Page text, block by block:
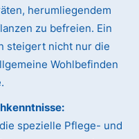
herumliegendem
zu befreien. Ein
steigert nicht nur die
Wohlbefinden
spezielle Pflege- und